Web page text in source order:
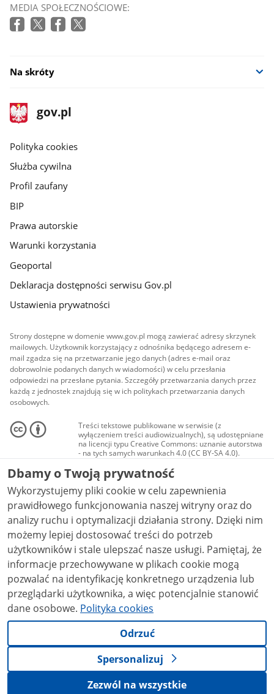
MEDIA SPOŁECZNOŚCIOWE:
Na skróty
stopka
gov.pl
Strona
gov.pl
gov.pl
Polityka cookies
Służba cywilna
Profil zaufany
BIP
Prawa autorskie
Warunki korzystania
Geoportal
Deklaracja dostępności serwisu Gov.pl
Ustawienia prywatności
Strony dostępne w domenie www.gov.pl mogą zawierać adresy skrzynek
mailowych. Użytkownik korzystający z odnośnika będącego adresem e-
mail zgadza się na przetwarzanie jego danych (adres e-mail oraz
dobrowolnie podanych danych w wiadomości) w celu przesłania
odpowiedzi na przesłane pytania. Szczegóły przetwarzania danych przez
każdą z jednostek znajdują się w ich politykach przetwarzania danych
osobowych.
Treści tekstowe publikowane w serwisie (z
wyłączeniem treści audiowizualnych), są udostępniane
na licencji typu Creative Commons: uznanie autorstwa
- na tych samych warunkach 4.0 (CC BY-SA 4.0).
Materiały audiowizualne, w tym zdjęcia, materiały
audio i wideo, są udostępniane na licencji typu
Creative Commons: uznanie autorstwa użycie
niekomercyjne - bez utworów zależnych 4.0 (CC BY-
NC-ND 4.0), o ile nie jest to stwierdzone inaczej.
Dbamy o Twoją prywatność
Wykorzystujemy pliki cookie w celu zapewnienia
prawidłowego funkcjonowania naszej witryny oraz do
analizy ruchu i optymalizacji działania strony. Dzięki nim
możemy lepiej dostosować treści do potrzeb
użytkowników i stale ulepszać nasze usługi. Pamiętaj, że
informacje przechowywane w plikach cookie mogą
pozwalać na identyfikację konkretnego urządzenia lub
przeglądarki użytkownika, a więc potencjalnie stanowić
dane osobowe. Polityka cookies
Odrzuć
Spersonalizuj
Zezwól na wszystkie